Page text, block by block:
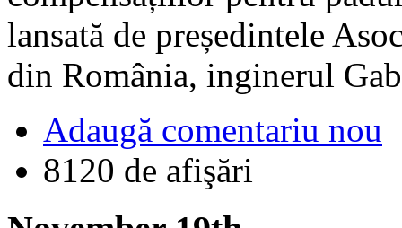
lansată de președintele
din România, inginerul
Adaugă comentariu nou
8120 de afişări